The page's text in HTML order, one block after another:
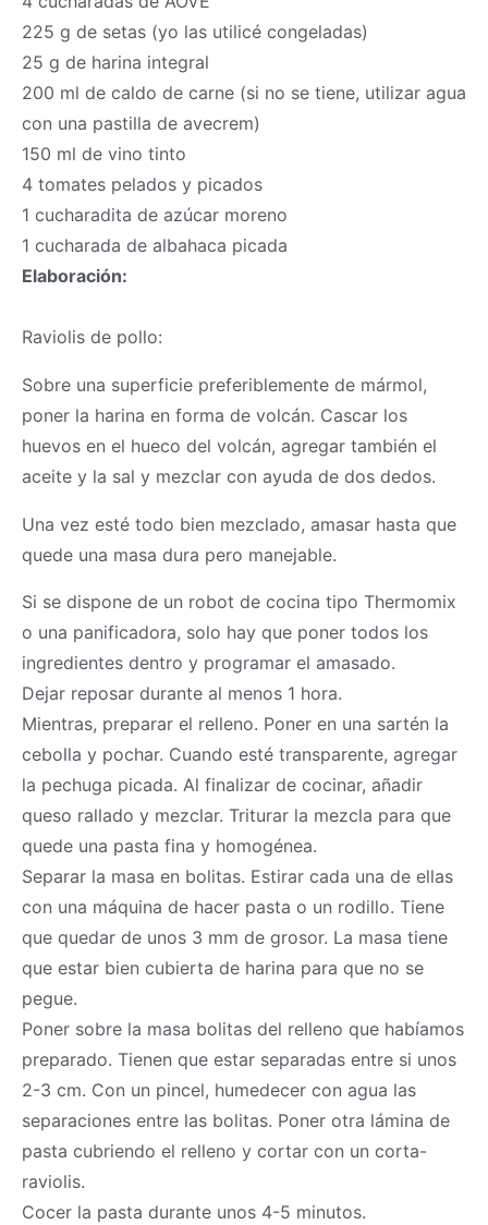
225 g de setas (yo las utilicé congeladas)
25 g de harina integral
200 ml de caldo de carne (si no se tiene, utilizar agua
con una pastilla de avecrem)
150 ml de vino tinto
4 tomates pelados y picados
1 cucharadita de azúcar moreno
1 cucharada de albahaca picada
Elaboración:
Raviolis de pollo:
Sobre una superficie preferiblemente de mármol,
poner la harina en forma de volcán. Cascar los
huevos en el hueco del volcán, agregar también el
aceite y la sal y mezclar con ayuda de dos dedos.
Una vez esté todo bien mezclado, amasar hasta que
quede una masa dura pero manejable.
Si se dispone de un robot de cocina tipo Thermomix
o una panificadora, solo hay que poner todos los
ingredientes dentro y programar el amasado.
Dejar reposar durante al menos 1 hora.
Mientras, preparar el relleno. Poner en una sartén la
cebolla y pochar. Cuando esté transparente, agregar
la pechuga picada. Al finalizar de cocinar, añadir
queso rallado y mezclar. Triturar la mezcla para que
quede una pasta fina y homogénea.
Separar la masa en bolitas. Estirar cada una de ellas
con una máquina de hacer pasta o un rodillo. Tiene
que quedar de unos 3 mm de grosor. La masa tiene
que estar bien cubierta de harina para que no se
pegue.
Poner sobre la masa bolitas del relleno que habíamos
preparado. Tienen que estar separadas entre si unos
2-3 cm. Con un pincel, humedecer con agua las
separaciones entre las bolitas. Poner otra lámina de
pasta cubriendo el relleno y cortar con un corta-
raviolis.
Cocer la pasta durante unos 4-5 minutos.